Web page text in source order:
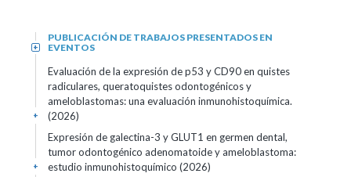
PUBLICACIÓN DE TRABAJOS PRESENTADOS EN
EVENTOS
+
Evaluación de la expresión de p53 y CD90 en quistes
radiculares, queratoquistes odontogénicos y
ameloblastomas: una evaluación inmunohistoquímica.
(2026)
+
Expresión de galectina-3 y GLUT1 en germen dental,
tumor odontogénico adenomatoide y ameloblastoma:
estudio inmunohistoquímico (2026)
+